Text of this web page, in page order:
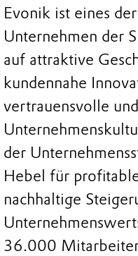
Evonik ist eines
Unternehmen der
auf attraktive
kundennahe
vertrauensvolle
der
Hebel für
nachhaltige
36.000